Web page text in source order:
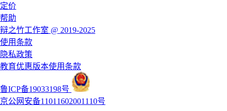
定价
帮助
辩之竹工作室 @ 2019-2025
使用条款
隐私政策
教育优惠版本使用条款
鲁ICP备19033198号
京公网安备11011602001110号